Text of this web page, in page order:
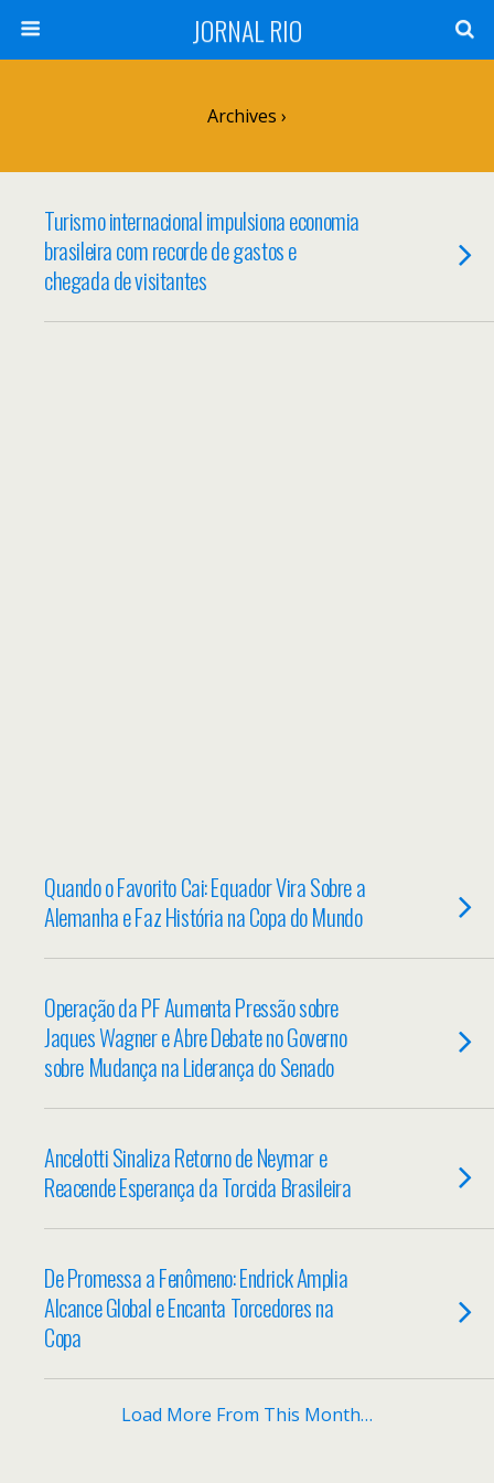
JORNAL RIO
Archives ›
Turismo internacional impulsiona economia
brasileira com recorde de gastos e
chegada de visitantes
Quando o Favorito Cai: Equador Vira Sobre a
Alemanha e Faz História na Copa do Mundo
Operação da PF Aumenta Pressão sobre
Jaques Wagner e Abre Debate no Governo
sobre Mudança na Liderança do Senado
Ancelotti Sinaliza Retorno de Neymar e
Reacende Esperança da Torcida Brasileira
De Promessa a Fenômeno: Endrick Amplia
Alcance Global e Encanta Torcedores na
Copa
Load More From This Month…